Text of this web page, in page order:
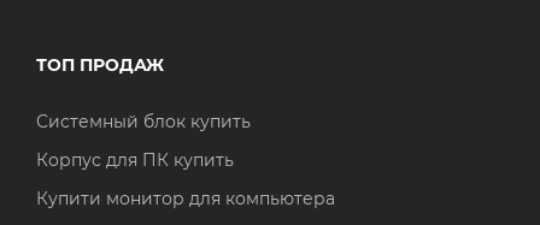
ТОП ПРОДАЖ
Системный блок купить
Корпус для ПК купить
Купити монитор для компьютера